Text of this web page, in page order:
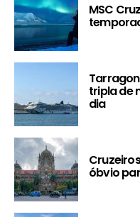
MSC
tripla de
dia
óbvio